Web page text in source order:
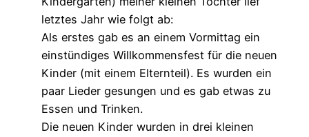
letztes Jahr wie folgt ab:
Als erstes gab es an einem Vormittag ein
einstündiges Willkommensfest für die neuen
Kinder (mit einem Elternteil). Es wurden ein
paar Lieder gesungen und es gab etwas zu
Essen und Trinken.
Die neuen Kinder wurden in drei kleinen